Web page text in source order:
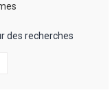
des recherches